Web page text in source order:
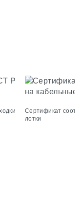
Сертификат
лотки